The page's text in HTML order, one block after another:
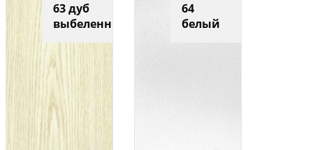
63 дуб
выбеленный
64
белый